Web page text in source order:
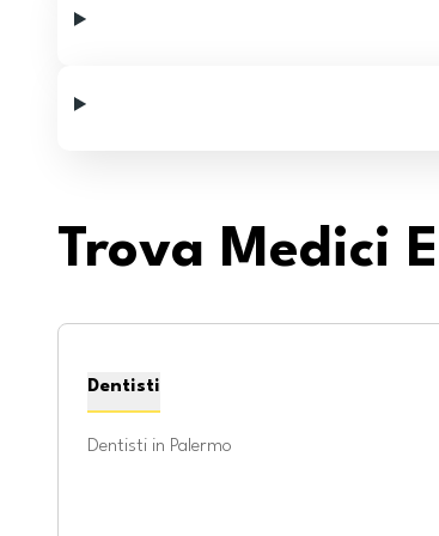
Trova Medici
Dentisti
Dentisti in Palermo